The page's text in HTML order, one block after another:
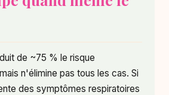
de ~75 % le risque
n'élimine pas tous les cas. Si
des symptômes respiratoires